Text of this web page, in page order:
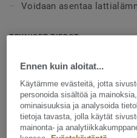
Voidaan asentaa
TEKNISET TIEDOT
Nettopaino (/m²):7,9 kg
Luonne:Rauhallinen
Ennen kuin aloitat...
Käytämme evästeitä, jotta
personoida sisältöä ja
ominaisuuksia ja analysoida
tietoja tavasta, jolla käytät
mainonta- ja